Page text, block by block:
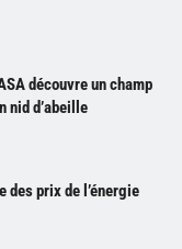
découvre un champ
nid d’abeille
des prix de l’énergie